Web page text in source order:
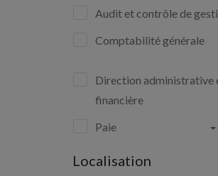
Audit et contrôle de
Comptabilité générale
Direction administrative
financière
Paie
Localisation